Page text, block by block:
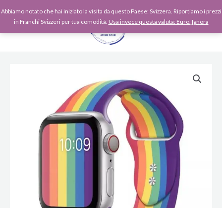
al
contenuto
Abbiamo notato che hai iniziato la visita da questo Paese: Svizzera. Riportiamo i prezzi
in Franchi Svizzeri per tua comodità. Usa invece questa valuta: Euro. Ignora